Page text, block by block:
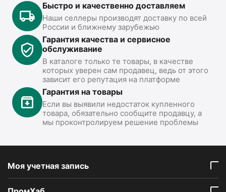
Быстро и качественно доставляем
Наши селлеры производят доставку по всей
России и ближнему зарубежью
Гарантия качества и сервисное
обслуживание
В каталоге только те товары, в качестве
которых уверен сам продавец, ведь от этого
зависит его репутация на платформе
Гарантия на товары
Если вы выявили недостаток купленного
товара, обязательно сообщите продавцу, а
мы проконтролируем решение проблемы
Моя учетная запись